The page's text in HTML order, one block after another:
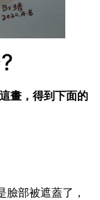
畫，得到下面的
部被遮蓋了，